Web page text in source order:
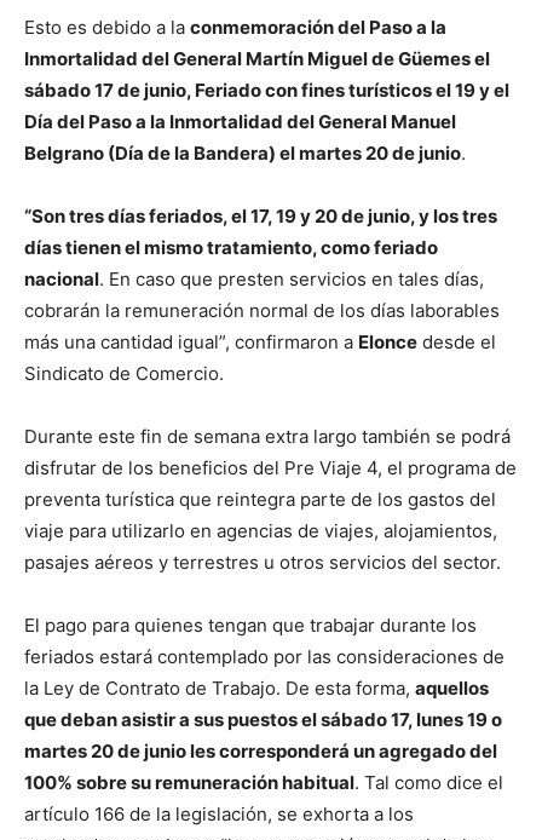
Esto es debido a la conmemoración del Paso a la
Inmortalidad del General Martín Miguel de Güemes el
sábado 17 de junio, Feriado con fines turísticos el 19 y el
Día del Paso a la Inmortalidad del General Manuel
Belgrano (Día de la Bandera) el martes 20 de junio.
“Son tres días feriados, el 17, 19 y 20 de junio, y los tres
días tienen el mismo tratamiento, como feriado
nacional. En caso que presten servicios en tales días,
cobrarán la remuneración normal de los días laborables
más una cantidad igual”, confirmaron a Elonce desde el
Sindicato de Comercio.
Durante este fin de semana extra largo también se podrá
disfrutar de los beneficios del Pre Viaje 4, el programa de
preventa turística que reintegra parte de los gastos del
viaje para utilizarlo en agencias de viajes, alojamientos,
pasajes aéreos y terrestres u otros servicios del sector.
El pago para quienes tengan que trabajar durante los
feriados estará contemplado por las consideraciones de
la Ley de Contrato de Trabajo. De esta forma, aquellos
que deban asistir a sus puestos el sábado 17, lunes 19 o
martes 20 de junio les corresponderá un agregado del
100% sobre su remuneración habitual. Tal como dice el
artículo 166 de la legislación, se exhorta a los